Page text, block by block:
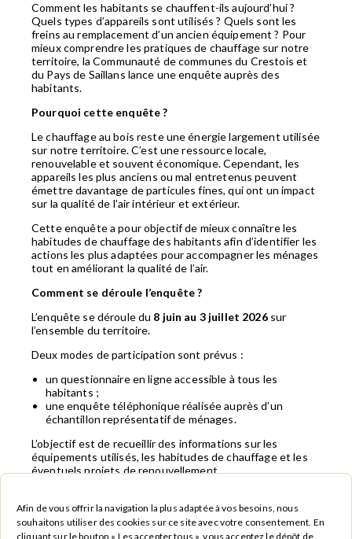
Afin de vous offrir la navigation la plus adaptée à vos besoins, nous
souhaitons utiliser des cookies sur ce site avec votre consentement. En
cliquant sur le bouton « Les accepter tous », vous acceptez le dépôt de
Comment les habitants se chauffent-ils aujourd’hui ?
Quels types d’appareils sont utilisés ? Quels sont les
freins au remplacement d’un ancien équipement ? Pour
mieux comprendre les pratiques de chauffage sur notre
territoire, la Communauté de communes du Crestois et
du Pays de Saillans lance une enquête auprès des
habitants.
Pourquoi cette enquête ?
Le chauffage au bois reste une énergie largement utilisée
sur notre territoire. C’est une ressource locale,
renouvelable et souvent économique. Cependant, les
appareils les plus anciens ou mal entretenus peuvent
émettre davantage de particules fines, qui ont un impact
sur la qualité de l’air intérieur et extérieur.
Cette enquête a pour objectif de mieux connaître les
habitudes de chauffage des habitants afin d’identifier les
actions les plus adaptées pour accompagner les ménages
tout en améliorant la qualité de l’air.
Comment se déroule l’enquête ?
L’enquête se déroule du 8 juin au 3 juillet 2026sur
l’ensemble du territoire.
Deux modes de participation sont prévus :
un questionnaire en ligne accessible à tous les
habitants ;
une enquête téléphonique réalisée auprès d’un
échantillon représentatif de ménages.
L’objectif est de recueillir des informations sur les
équipements utilisés, les habitudes de chauffage et les
éventuels projets de renouvellement.
Aucune donnée nominative ne sera utilisée. Les réponses
seront analysées uniquement de manière statistique afin